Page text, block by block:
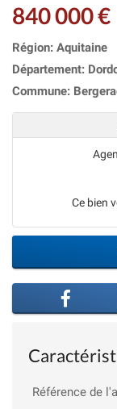
840 000 €
Région: Aquitaine
Département:
Commune:
Ce bien
Référence de